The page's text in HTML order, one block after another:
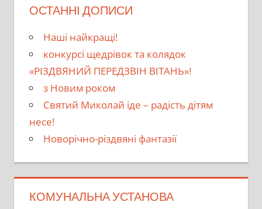
ОСТАННІ ДОПИСИ
Наші найкращі!
конкурсі щедрівок та колядок
«РІЗДВЯНИЙ ПЕРЕДЗВІН ВІТАНЬ»!
з Новим роком
Святий Миколай іде – радість дітям
несе!
Новорічно-різдвяні фантазії
КОМУНАЛЬНА УСТАНОВА